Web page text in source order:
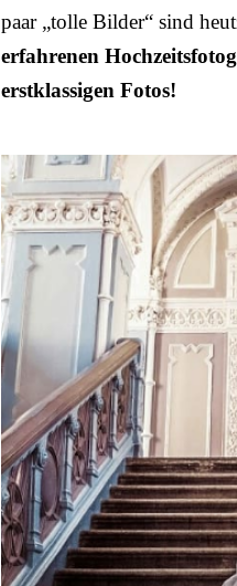
paar „tolle Bilder“ sind
erfahrenen
erstklassigen Fotos!